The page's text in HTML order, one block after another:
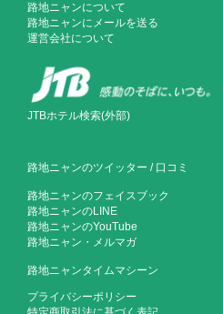
路地ニャンについて
路地ニャンにメールを送る
運営会社について
JTBホテル検索(外部)
路地ニャンのツイッター / 口コミ
路地ニャンのフェイスブック
路地ニャンのLINE
路地ニャンのYouTube
路地ニャン・メルマガ
路地ニャンタイムマシーン
プライバシーポリシー